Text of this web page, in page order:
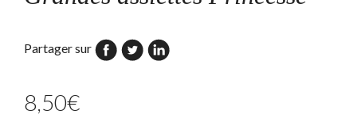
Partager sur
8,50€